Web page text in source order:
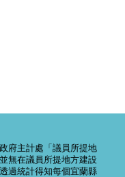
府主計處「議員所提地
無在議員所提地方建設
過統計得知每個宜蘭縣